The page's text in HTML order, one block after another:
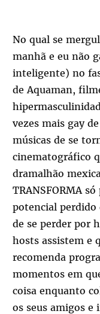
No qual se
manhã e eu não
inteligente) no
de Aquaman,
vezes mais gay
músicas de se
cinematográfico
dramalhão
TRANSFORMA
potencial perdido
de se perder por
hosts assistem e
recomenda
momentos em
coisa enquanto
os seus amigos e